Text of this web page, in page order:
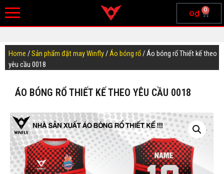
0₫ 0
Home /Sản phẩm đặt may Winfly/Áo bóng rổ/ Áo bóng rổ Thiết kế theo
yêu cầu 0018
ÁO BÓNG RỔ THIẾT KẾ THEO YÊU CẦU 0018